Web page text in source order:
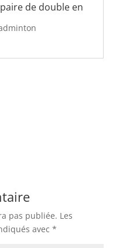
de double en
pas publiée. Les
avec *